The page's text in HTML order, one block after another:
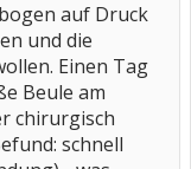
auf Druck
und die
Einen Tag
Beule am
chirurgisch
schnell